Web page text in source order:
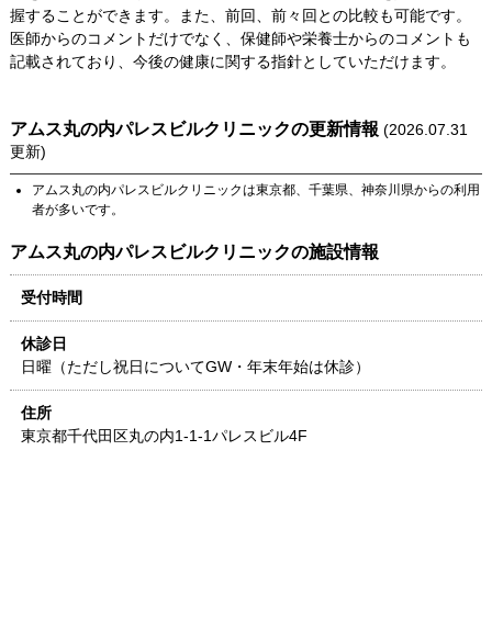
握することができます。また、前回、前々回との比較も可能です。
医師からのコメントだけでなく、保健師や栄養士からのコメントも
記載されており、今後の健康に関する指針としていただけます。
アムス丸の内パレスビルクリニックの更新情報 (2026.07.31
更新)
アムス丸の内パレスビルクリニックは東京都、 千葉県、 神奈川県からの利用
者が多いです。
アムス丸の内パレスビルクリニックの施設情報
受付時間
休診日
日曜（ただし祝日についてGW・年末年始は休診）
住所
東京都千代田区丸の内1-1-1パレスビル4F